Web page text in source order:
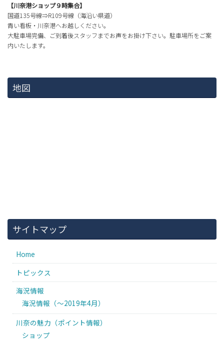
【川奈港ショップ９時集合】
国道135号線⇒R109号線（海沿い県道）
青い看板・川奈港へお越しください。
大駐車場完備、ご到着後スタッフまでお声をお掛け下さい。駐車場所をご案
内いたします。
地図
サイトマップ
Home
トピックス
海況情報
海況情報（〜2019年4月）
川奈の魅力（ポイント情報）
ショップ